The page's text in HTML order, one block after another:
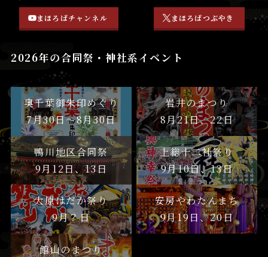
まほろばチャンネル まほろばつぶやき
2026年の合同祭・神社系イベント
奥千葉御朱印めぐり
7月30日〜8月30日
岩井のまつり
8月21日、22日
鴨川地区合同祭
9月12日、13日
上総十二社祭り
9月10日、13日
大原はだか祭り
9月？日
安房やわたんまち
9月19日、20日
館山のまつり